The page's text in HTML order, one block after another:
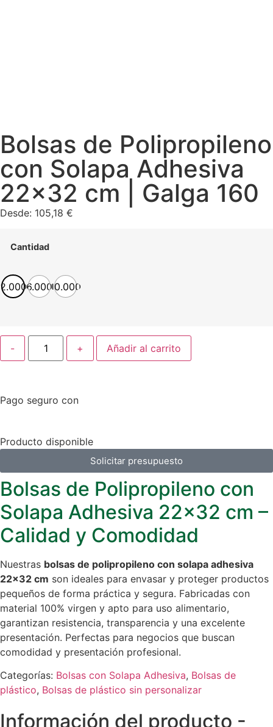
Bolsas de Polipropileno
con Solapa Adhesiva
22×32 cm | Galga 160
Desde: 105,18 €
Cantidad
2.0006.00010.000
- + Añadir al carrito
Pago seguro con
Producto disponible
Solicitar presupuesto
Bolsas de Polipropileno con
Solapa Adhesiva 22×32 cm –
Calidad y Comodidad
Nuestras bolsas de polipropileno con solapa adhesiva
22×32 cm son ideales para envasar y proteger productos
pequeños de forma práctica y segura. Fabricadas con
material 100% virgen y apto para uso alimentario,
garantizan resistencia, transparencia y una excelente
presentación. Perfectas para negocios que buscan
comodidad y presentación profesional.
Categorías: Bolsas con Solapa Adhesiva, Bolsas de
plástico, Bolsas de plástico sin personalizar
Información del producto -